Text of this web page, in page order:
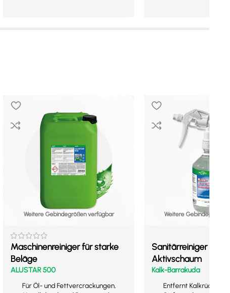
Weitere Gebindegrößen verfügbar
Maschinenreiniger für starke
Beläge
ALUSTAR 500
Für Öl- und Fettvercrackungen,
Weitere Gebindegrößen
Sanitärreiniger mit
Aktivschaum
Kalk-Barrakuda
Entfernt